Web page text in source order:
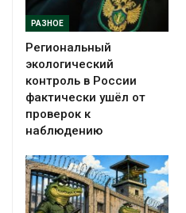
РАЗНОЕ
Региональный
экологический
контроль в России
фактически ушёл от
проверок к
наблюдению